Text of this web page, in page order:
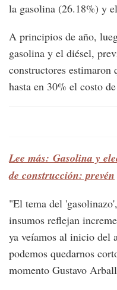
la gasolina (26.18%) y
A principios de año,
gasolina y el diésel,
constructores estimaron
hasta en 30% el costo
Lee más: Gasolina y
de construcción: prevén
"El tema del
insumos reflejan
ya veíamos al inicio del
podemos quedarnos
momento Gustavo